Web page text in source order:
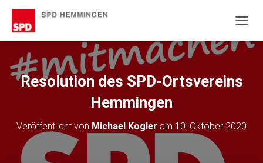
A
A
N
Resolution des SPD-Ortsvereins
Hemmingen
Veröffentlicht von Michael Kogler am 10. Oktober 2020